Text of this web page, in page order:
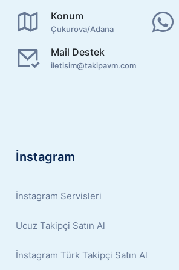
Konum
Çukurova/Adana
Mail Destek
iletisim@takipavm.com
İnstagram
İnstagram Servisleri
Ucuz Takipçi Satın Al
İnstagram Türk Takipçi Satın Al